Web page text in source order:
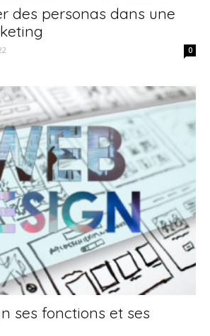
des personas dans une
0
ses fonctions et ses